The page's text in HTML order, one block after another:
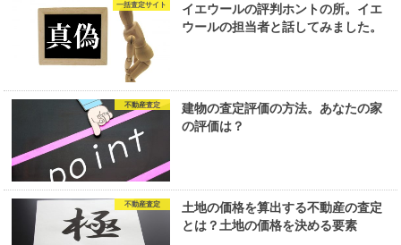
一括査定サイト
イエウールの評判ホントの所。イエ
ウールの担当者と話してみました。
不動産査定
建物の査定評価の方法。あなたの家
の評価は？
不動産査定
土地の価格を算出する不動産の査定
とは？土地の価格を決める要素